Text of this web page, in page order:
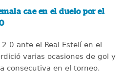
cae en el duelo por el
0 ante el Real Estelí en el
varias ocasiones de gol y
consecutiva en el torneo.